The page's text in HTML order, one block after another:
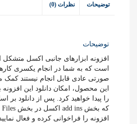
توضیحات نظرات (0)
توضیحات
افزونه ابزارهای جانبی اکسل
است که به شما در انجام یکسری
صورتی عادی قابل انجام نیستند
را پیدا خواهید کرد. پس از دانلود بر
افزونه را فراخوانی کرده و فعال